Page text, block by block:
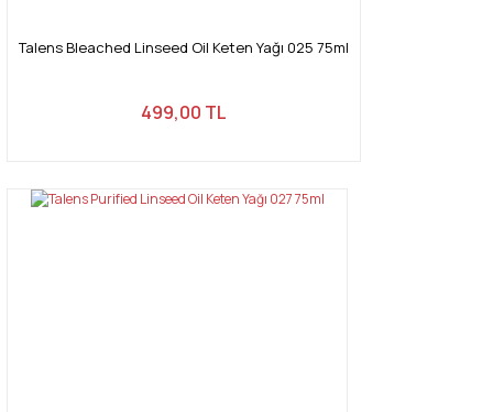
Talens Bleached Linseed Oil Keten Yağı 025 75ml
499,00 TL